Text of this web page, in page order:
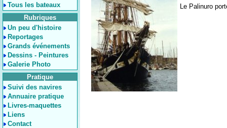
Tous les bateaux
Rubriques
Un peu d'histoire
Reportages
Grands événements
Dessins - Peintures
Galerie Photo
Pratique
Suivi des navires
Annuaire pratique
Livres-maquettes
Liens
Contact
Le Palinuro